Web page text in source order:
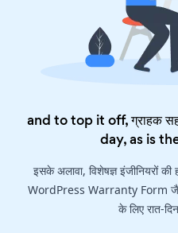
and to top it off, ग्राहक
day, as is
इसके अलावा, विशेषज्ञ इंजीनियरों
WordPress Warranty Form
के लिए रात-